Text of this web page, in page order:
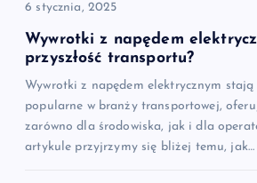
s
u
6 stycznia, 2025
Wywrotki z napędem
przyszłość transportu?
Wywrotki z napędem elektrycznym
popularne w branży transportowej,
zarówno dla środowiska, jak i dla
artykule przyjrzymy się bliżej temu, jak…